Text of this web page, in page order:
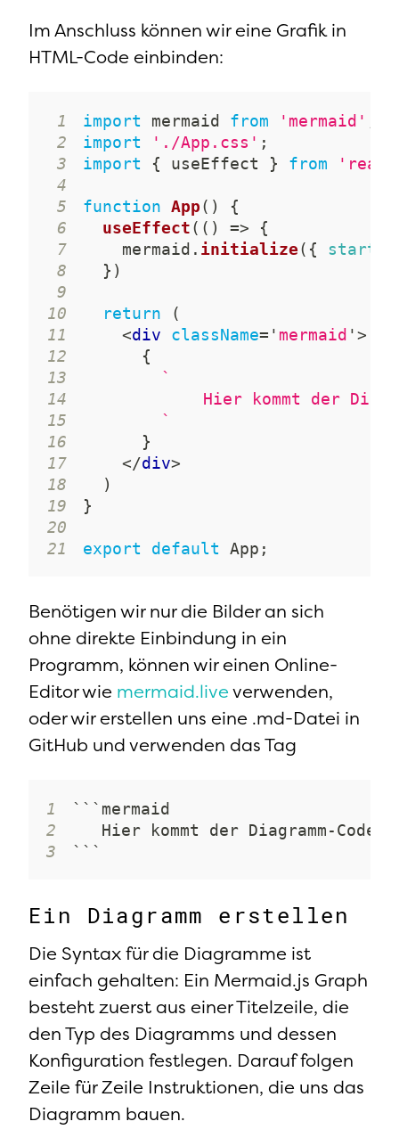
Im Anschluss können wir eine Grafik in
HTML-Code einbinden:
1 import mermaid from 'mermaid'
2
import './App.css' ;
3
import { useEffect } from
4
5
function App( )
{
6
useEffect( ( ) =>
{
7
    mermaid
. initialize( {
8
} )
9
10
return
(
11
<div className= ' mermaid '>
12
{
13
`
14
15
`
16
}
17
</div>
18
)
19
}
20
21
export default App ;
Benötigen wir nur die Bilder an sich
ohne direkte Einbindung in ein
Programm, können wir einen Online-
Editor wie mermaid.liveverwenden,
oder wir erstellen uns eine .md-Datei in
GitHub und verwenden das Tag
1
2
3
```
Ein Diagramm erstellen
Die Syntax für die Diagramme ist
einfach gehalten: Ein Mermaid.js Graph
besteht zuerst aus einer Titelzeile, die
den Typ des Diagramms und dessen
Konfiguration festlegen. Darauf folgen
Zeile für Zeile Instruktionen, die uns das
Diagramm bauen.